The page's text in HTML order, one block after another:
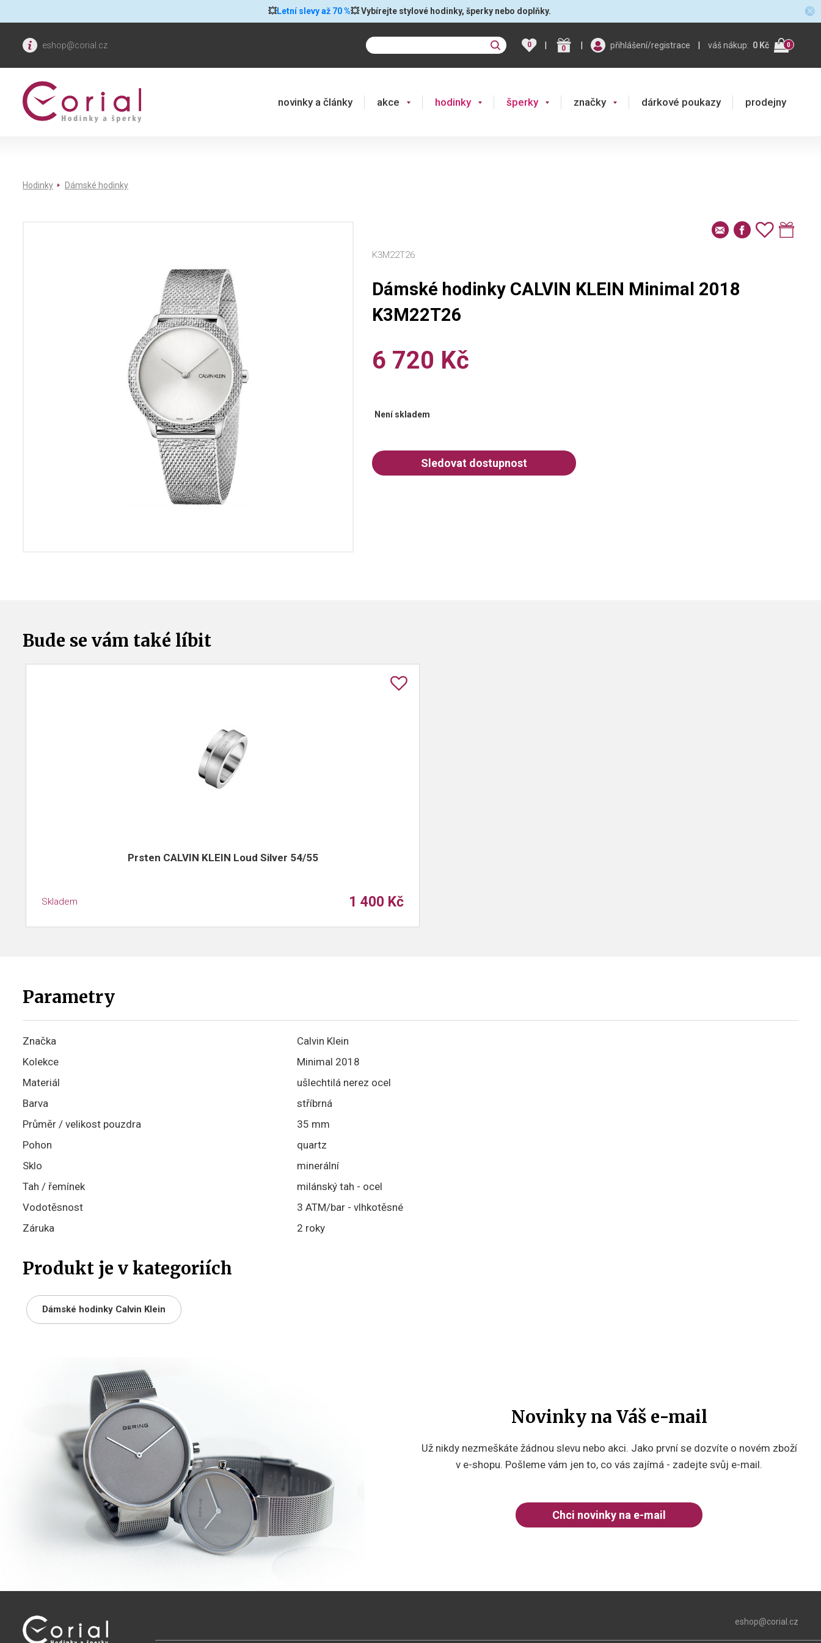
💥Letní slevy až 70 %💥 Vybírejte stylové hodinky, šperky nebo doplňky.
eshop@corial.cz 0 | 0 | přihlášení/registrace | váš nákup: 0 Kč 0
novinky a články akce hodinky šperky značky dárkové poukazy prodejny
Hodinky Dámské hodinky
K3M22T26
Dámské hodinky CALVIN KLEIN Minimal 2018
K3M22T26
6 720 Kč
Není skladem
Bude se vám také líbit
Prsten CALVIN KLEIN Loud Silver 54/55
Skladem 1 400 Kč
Parametry
Značka
Calvin Klein
Kolekce
Minimal 2018
Materiál
ušlechtilá nerez ocel
Barva
stříbrná
Průměr / velikost pouzdra
35 mm
Pohon
quartz
Sklo
minerální
Tah / řemínek
milánský tah - ocel
Vodotěsnost
3 ATM/bar - vlhkotěsné
Záruka
2 roky
Produkt je v kategoriích
Dámské hodinky Calvin Klein
Novinky na Váš e-mail
Už nikdy nezmeškáte žádnou slevu nebo akci. Jako první se dozvíte o novém zboží
v e-shopu. Pošleme vám jen to, co vás zajímá - zadejte svůj e-mail.
Chci novinky na e-mail
eshop@corial.cz